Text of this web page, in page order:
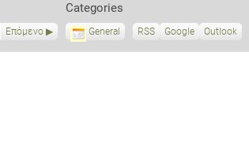
Επόμενο
Categories
General RSS
S
Google
S
Outlook